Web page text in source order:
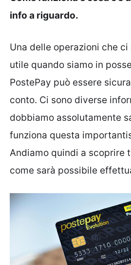
info a riguardo.
Una delle operazioni che
utile quando siamo in
PostePay può essere
conto. Ci sono diverse
dobbiamo assolutamente
funziona questa
Andiamo quindi a scoprire
come sarà possibile